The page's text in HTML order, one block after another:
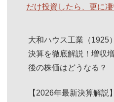
だけ投資したら、更に
大和ハウス工業（1925
決算を徹底解説！増収
後の株価はどうなる？
【2026年最新決算解